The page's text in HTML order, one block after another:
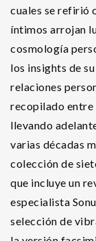
cuales se refirió
íntimos arrojan
cosmología
los insights de
relaciones
recopilado entre
llevando
varias décadas
colección de
que incluye un
especialista
selección de